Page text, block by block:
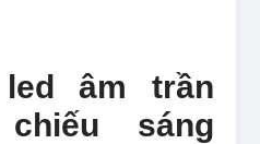
âm trần
sáng